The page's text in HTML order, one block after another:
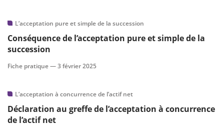
L’acceptation pure et simple de la succession
Conséquence de l’acceptation pure et simple de la
succession
Fiche pratique —3 février 2025
L’acceptation à concurrence de l’actif net
Déclaration au greffe de l’acceptation à concurrence
de l’actif net